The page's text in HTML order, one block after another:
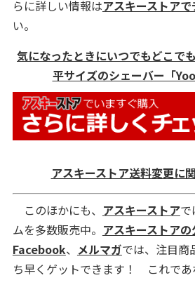
らに詳しい情報はアスキーストア
い。
気になったときにいつでもどこで
平サイズのシェーバー「
アスキーストア送料変更に
このほかにも、 アスキーストアで
ムを多数販売中。 アスキーストア
Facebook、 メルマガでは、注目商
ち早くゲットできます！ これであ